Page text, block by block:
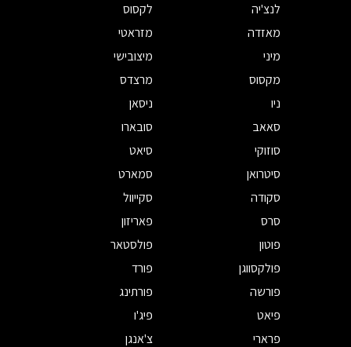
לנצ'יה
לקסוס
מאזדה
מזראטי
מיני
מיצובישי
מקסוס
מרצדס
ניו
ניסאן
סאאב
סובארו
סוזוקי
סיאט
סיטרואן
סמארט
סקודה
סקייוול
סרס
פאריזון
פוטון
פולסטאר
פולקסווגן
פורד
פורשה
פורתינג
פיאט
פיג'ו
פרארי
צ'אנגן